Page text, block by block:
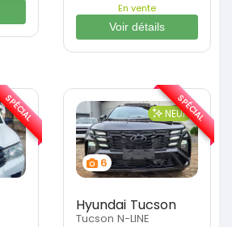
En vente
Voir détails
SPÉCIAL
6
NEUF
Hyundai Tucson
Tucson N-LINE
SPÉCIAL